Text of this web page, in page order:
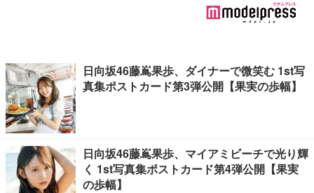
日向坂46藤嶌果歩、ダイナーで微笑む 1st写
真集ポストカード第3弾公開【果実の歩幅】
日向坂46藤嶌果歩、マイアミビーチで光り輝
く 1st写真集ポストカード第4弾公開【果実
の歩幅】